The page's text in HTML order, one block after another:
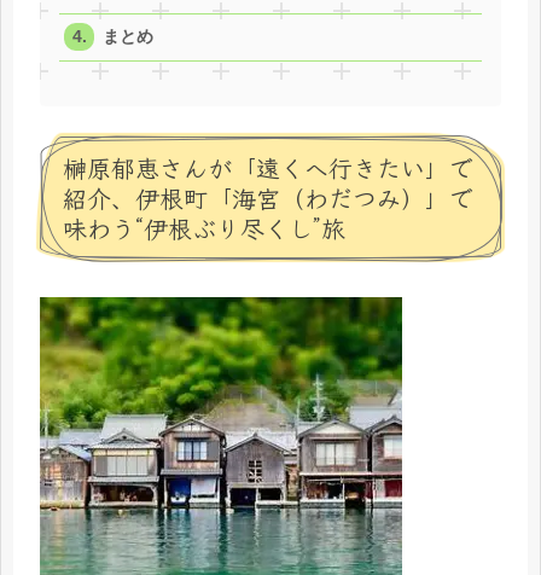
まとめ
榊原郁恵さんが「遠くへ行きたい」で
紹介、伊根町「海宮（わだつみ）」で
味わう“伊根ぶり尽くし”旅